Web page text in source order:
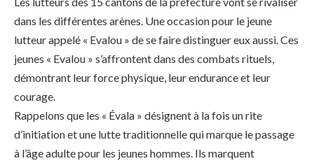
dans les différentes arènes. Une occasion pour le jeune
lutteur appelé « Evalou » de se faire distinguer eux aussi. Ces
jeunes « Evalou » s’affrontent dans des combats rituels,
démontrant leur force physique, leur endurance et leur
courage.
Rappelons que les « Évala » désignent à la fois un rite
d’initiation et une lutte traditionnelle qui marque le passage
à l’âge adulte pour les jeunes hommes. Ils marquent